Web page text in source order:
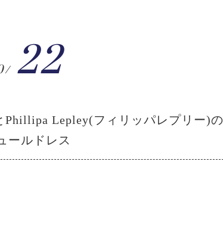
22
Phillipa Lepley(フィリッパレプリー)の
ールドレス